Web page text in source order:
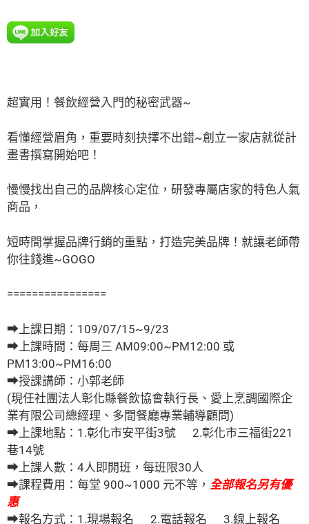
超實用！餐飲經營入門的秘密武器~
看懂經營眉角，重要時刻抉擇不出錯~創立一家店就從計
畫書撰寫開始吧！
慢慢找出自己的品牌核心定位，研發專屬店家的特色人氣
商品，
短時間掌握品牌行銷的重點，打造完美品牌！ 就讓老師帶
你往錢進~GOGO
================
➡上課日期：109/07/15~9/23
➡上課時間：每周三 AM09:00~PM12:00 或
PM13:00~PM16:00
➡授課講師：小郭老師
(現任社團法人彰化縣餐飲協會執行長、愛上烹調國際企
業有限公司總經理、多間餐廳專業輔導顧問)
➡上課地點： 1.彰化市安平街3號 2.彰化市三福街221
巷14號
➡上課人數：4人即開班，每班限30人
➡課程費用：每堂 900~1000 元不等， 全部報名另有優
惠
➡報名方式： 1.現場報名 2.電話報名 3.線上報名